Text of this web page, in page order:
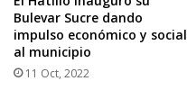
Bulevar Sucre dando
impulso económico y social
al municipio
11 Oct, 2022